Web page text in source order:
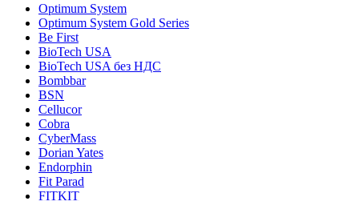
Optimum System
Optimum System Gold Series
Be First
BioTech USA
BioTech USA без НДС
Bombbar
BSN
Cellucor
Cobra
CyberMass
Dorian Yates
Endorphin
Fit Parad
FITKIT